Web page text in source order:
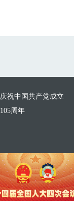
庆祝中国共产党成立
105周年